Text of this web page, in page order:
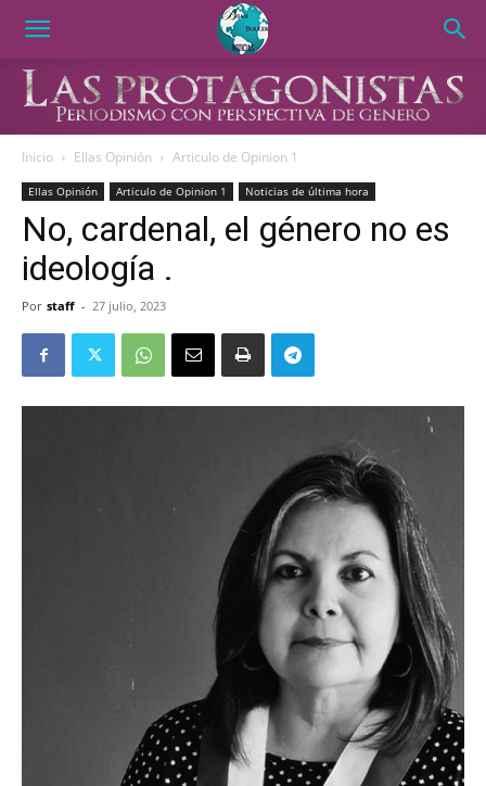
Inicio Ellas Opinión Articulo de Opinion 1
Ellas Opinión Articulo de Opinion 1 Noticias de última hora
No, cardenal, el género no es
ideología .
Por staff - 27 julio, 2023